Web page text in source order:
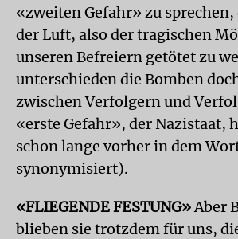
«zweiten Gefahr» zu sprechen,
der Luft, also der tragischen
unseren Befreiern getötet zu
unterschieden die Bomben
zwischen Verfolgern und
«erste Gefahr», der Nazistaat,
schon lange vorher in dem
synonymisiert).
«FLIEGENDE FESTUNG»Aber
blieben sie trotzdem für uns,